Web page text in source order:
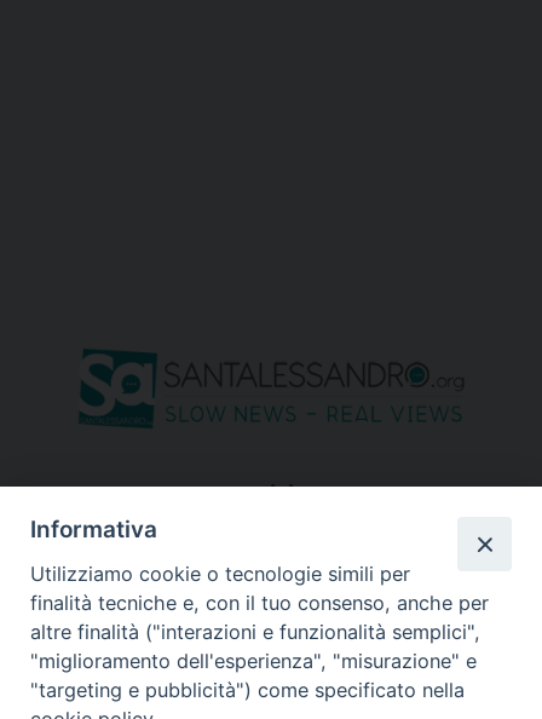
seguici su
Informativa
Utilizziamo cookie o tecnologie simili per
finalità tecniche e, con il tuo consenso, anche per
altre finalità ("interazioni e funzionalità semplici",
"miglioramento dell'esperienza", "misurazione" e
"targeting e pubblicità") come specificato nella